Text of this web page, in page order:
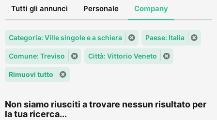
Tutti gli annunci Personale Company
Categoria: Ville singole e a schiera Paese: Italia
Comune: Treviso Città: Vittorio Veneto
Rimuovi tutto
Non siamo riusciti a trovare nessun risultato per
la tua ricerca...